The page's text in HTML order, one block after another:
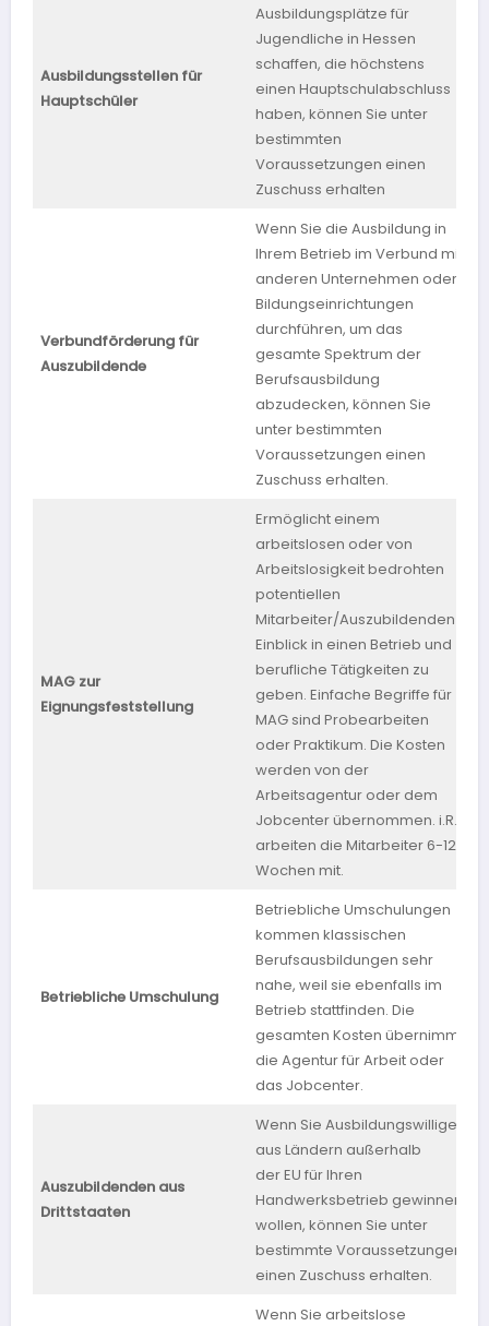
Ausbildungsstellen für
Hauptschüler
Ausbildungsplätze für
Jugendliche in Hessen
schaffen, die höchstens
einen Hauptschulabschluss
haben, können Sie unter
bestimmten
Voraussetzungen einen
Zuschuss erhalten
Verbundförderung für
Auszubildende
Wenn Sie die Ausbildung in
Ihrem Betrieb im Verbund mit
anderen Unternehmen oder
Bildungseinrichtungen
durchführen, um das
gesamte Spektrum der
Berufsausbildung
abzudecken, können Sie
unter bestimmten
Voraussetzungen einen
Zuschuss erhalten.
MAG zur
Eignungsfeststellung
Ermöglicht einem
arbeitslosen oder von
Arbeitslosigkeit bedrohten
potentiellen
Mitarbeiter/Auszubildenden
Einblick in einen Betrieb und
berufliche Tätigkeiten zu
geben. Einfache Begriffe für
MAG sind Probearbeiten
oder Praktikum. Die Kosten
werden von der
Arbeitsagentur oder dem
Jobcenter übernommen. i.R.
arbeiten die Mitarbeiter 6-12
Wochen mit.
Betriebliche Umschulung
Betriebliche Umschulungen
kommen klassischen
Berufsausbildungen sehr
nahe, weil sie ebenfalls im
Betrieb stattfinden. Die
gesamten Kosten übernimmt
die Agentur für Arbeit oder
das Jobcenter.
Auszubildenden aus
Drittstaaten
Wenn Sie Ausbildungswillige
aus Ländern außerhalb
der EU für Ihren
Handwerksbetrieb gewinnen
wollen, können Sie unter
bestimmte Voraussetzungen
einen Zuschuss erhalten.
Wenn Sie arbeitslose